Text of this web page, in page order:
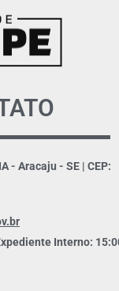
- Aracaju - SE | CEP:
Interno: